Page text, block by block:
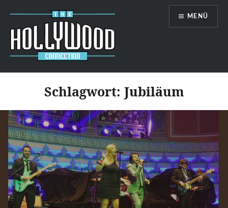
springen
Hollywood-Connection
MENÜ
Schlagwort: Jubiläum